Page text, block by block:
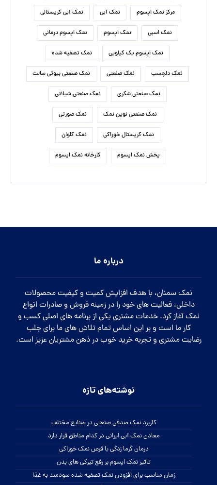
مرکز نمک اپسوم نمک آبی نمک آبی کریستالی
نمک اسبی نمک اپسوم نمک اپسوم درمانی
نمک اپسوم یک کیلویی نمک تصفیه شده
نمک دلچسب نمک صنعتی نمک صنعتی بیوتی سالت
نمک صنعتی شکری نمک صنعتی شیلاتی
نمک صنعتی نوین نمک نمک صورتی
نمک کریستال خوراکی نمک کلوان
پخش نمک اپسوم کارخانه نمک اپسوم
درباره ما
نمک سمنان، با هدف افزایش کمیت و کیفیت محصولات
داخلی، فعالیت های خود را در زمینه فروش و صادرات انواع
نمک آغاز کرد. خدمات مشتری یکی از برنامه های اصلی کسب و
کار ما است و بر این اساس تمام تلاش های ما برای جلب
رضایت مشتری و تجربه خرید خوب در ذهن مشتریان عزیز است.
نوشته‌های تازه
کاربرد نمک صدفی صنعتی در صنایع مختلف
معادن نمک آبی ایرانی در کدام مناطق قرار دارد
درمان گرما زدگی با قرص نمک خوراکی
تاثیر نمک اپسوم بر رفع تیرگی های بدن
زمان مناسب برای افزودن نمک تصفیه شده سودمند به غذا